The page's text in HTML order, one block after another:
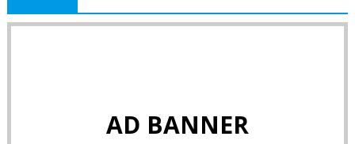
AD BANNER